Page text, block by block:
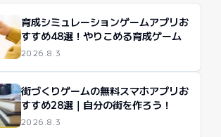
育成シミュレーションゲームアプリお
すすめ48選！やりこめる育成ゲーム
2026.8.3
街づくりゲームの無料スマホアプリお
すすめ28選｜自分の街を作ろう！
2026.8.3